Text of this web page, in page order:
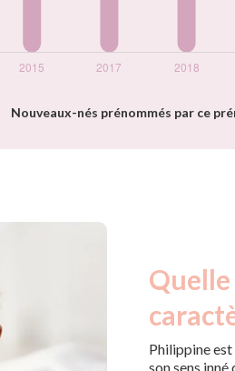
Nouveaux-nés prénommés par ce
Philippine
son sens